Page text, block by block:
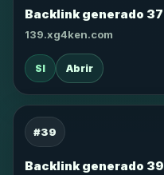
Backlink generado 37
139.xg4ken.com
SI Abrir
#39
Backlink generado 39